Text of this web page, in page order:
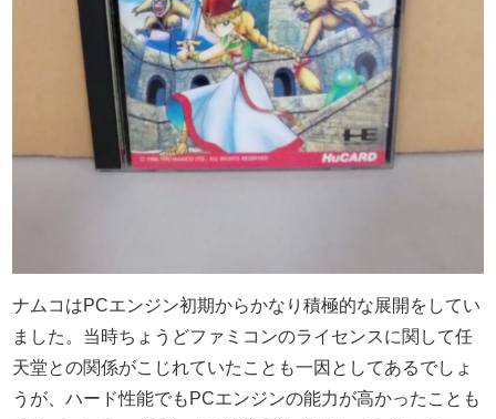
ナムコはPCエンジン初期からかなり積極的な展開をしてい
ました。当時ちょうどファミコンのライセンスに関して任
天堂との関係がこじれていたことも一因としてあるでしょ
うが、ハード性能でもPCエンジンの能力が高かったことも